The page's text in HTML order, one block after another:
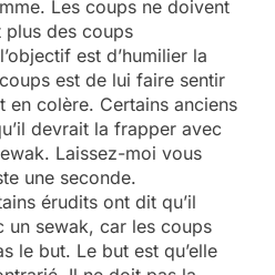
Les coups ne doivent
plus des coups
est d’humilier la
est de lui faire sentir
en colère. Certains anciens
devrait la frapper avec
Laissez-moi vous
une seconde.
érudits ont dit qu’il
sewak, car les coups
le but. Le but est qu’elle